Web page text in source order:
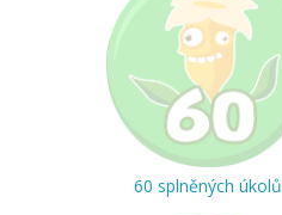
60 splněných úkolů